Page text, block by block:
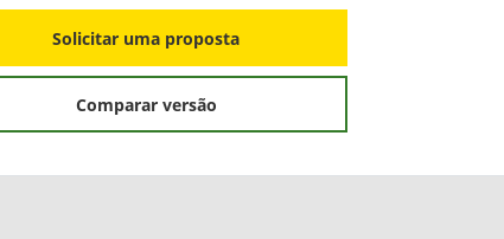
Solicitar uma proposta
Comparar versão